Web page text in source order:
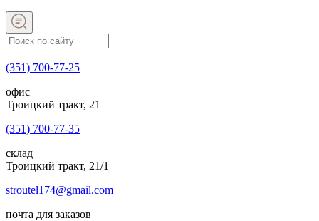
(351) 700-77-25
офис
Троицкий тракт, 21
(351) 700-77-35
склад
Троицкий тракт, 21/1
stroutel174@gmail.com
почта для заказов